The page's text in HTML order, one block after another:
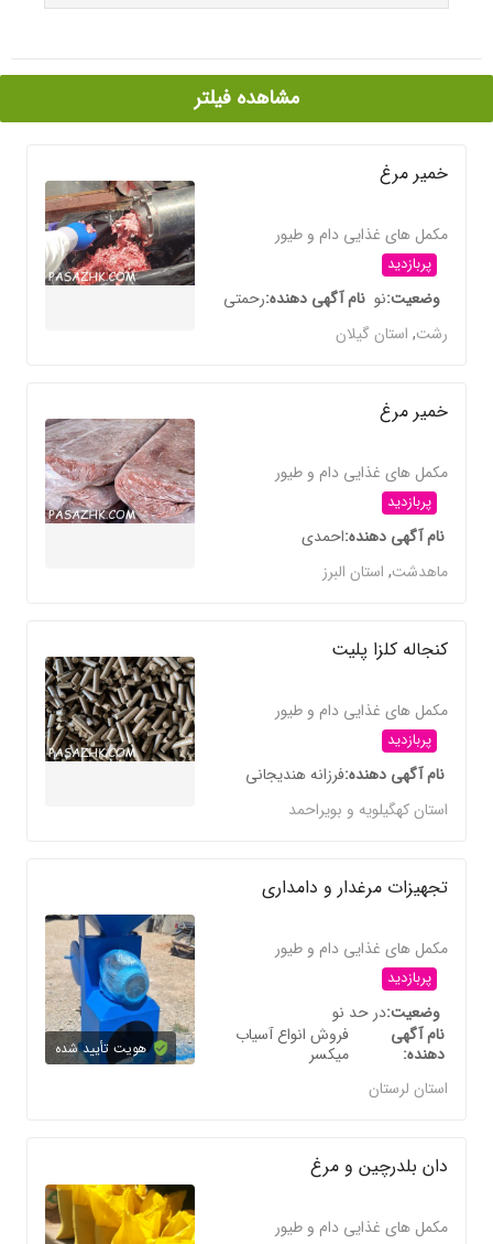
مشاهده فیلتر
خمیر مرغ
مکمل های غذایی دام و طیور
پربازدید
وضعیتنو نام آگهی دهندهرحمتی
رشت,استان گیلان
خمیر مرغ
مکمل های غذایی دام و طیور
پربازدید
نام آگهی دهندهاحمدی
ماهدشت,استان البرز
کنجاله کلزا پلیت
مکمل های غذایی دام و طیور
پربازدید
نام آگهی دهندهفرزانه هندیجانی
استان کهگیلویه و بویراحمد
تجهیزات مرغدار و دامداری
مکمل های غذایی دام و طیور
پربازدید
وضعیتدر حد نو
نام آگهی
دهنده
فروش انواع آسیاب
میکسر
استان لرستان
هویت تأیید شده
دان بلدرچین و مرغ
مکمل های غذایی دام و طیور